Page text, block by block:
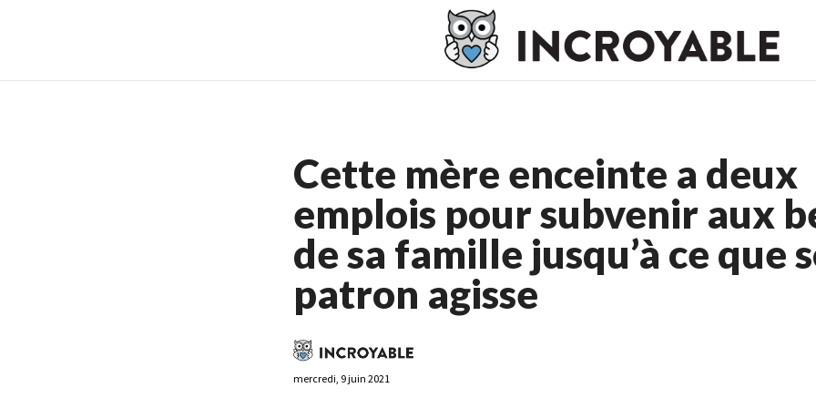
Casino En Ligne France
Cette mère enceinte a deux
emplois pour subvenir aux
de sa famille jusqu’à ce que
patron agisse
mercredi, 9 juin 2021